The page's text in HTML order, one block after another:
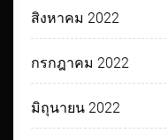
สิงหาคม 2022
กรกฎาคม 2022
มิถุนายน 2022